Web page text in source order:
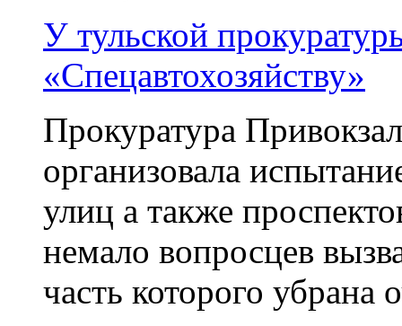
У тульской
«Спецавтохозяйству»
Прокуратура
организовала
улиц а также
немало вопросцев
часть которого